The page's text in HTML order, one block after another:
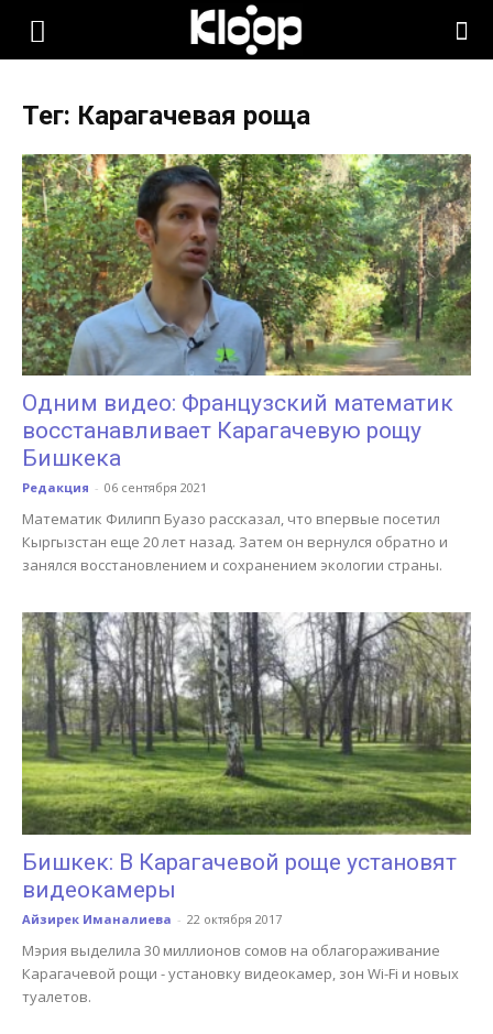
KLOOP.KG
Новости
Кыргызстана
Тег: Карагачевая роща
Одним видео: Французский математик
восстанавливает Карагачевую рощу
Бишкека
Редакция - 06 сентября 2021
Математик Филипп Буазо рассказал, что впервые посетил
Кыргызстан еще 20 лет назад. Затем он вернулся обратно и
занялся восстановлением и сохранением экологии страны.
Бишкек: В Карагачевой роще установят
видеокамеры
Айзирек Иманалиева - 22 октября 2017
Мэрия выделила 30 миллионов сомов на облагораживание
Карагачевой рощи - установку видеокамер, зон Wi-Fi и новых
туалетов.